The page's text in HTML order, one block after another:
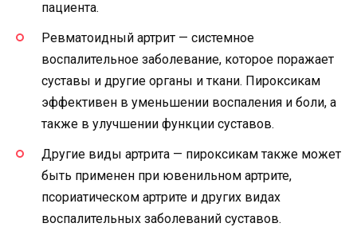
пациента.
Ревматоидный артрит — системное
воспалительное заболевание, которое поражает
суставы и другие органы и ткани. Пироксикам
эффективен в уменьшении воспаления и боли, а
также в улучшении функции суставов.
Другие виды артрита — пироксикам также может
быть применен при ювенильном артрите,
псориатическом артрите и других видах
воспалительных заболеваний суставов.